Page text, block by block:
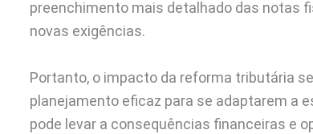
preenchimento mais detalhado das notas
novas exigências.
Portanto, o impacto da reforma tributária
planejamento eficaz para se adaptarem a
pode levar a consequências financeiras e